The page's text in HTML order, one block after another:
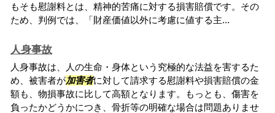
もそも慰謝料とは、精神的苦痛に対する損害賠償です。その
ため、判例では、「財産価値以外に考慮に値する主...
人身事故
人身事故は、人の生命・身体という究極的な法益を害するた
め、被害者が加害者に対して請求する慰謝料や損害賠償の金
額も、物損事故に比して高額となります。もっとも、傷害を
負ったかどうかにつき、骨折等の明確な場合は問題ありませ